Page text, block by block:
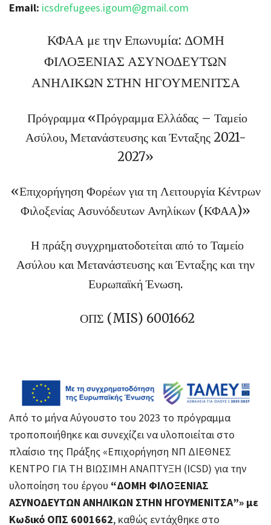
Email: icsdrefugees.igoum@gmail.com
ΚΦΑΑ με την Επωνυμία: ΔΟΜΗ
ΦΙΛΟΞΕΝΙΑΣ ΑΣΥΝΟΔΕΥΤΩΝ
ΑΝΗΛΙΚΩΝ ΣΤΗΝ ΗΓΟΥΜΕΝΙΤΣΑ
Πρόγραμμα «Πρόγραμμα Ελλάδας – Ταμείο
Ασύλου, Μετανάστευσης και Ένταξης 2021-
2027»
«Επιχορήγηση Φορέων για τη Λειτουργία Κέντρων
Φιλοξενίας Ασυνόδευτων Ανηλίκων (ΚΦΑΑ)»
Η πράξη συγχρηματοδοτείται από το Ταμείο
Ασύλου και Μετανάστευσης και Ένταξης και την
Ευρωπαϊκή Ένωση.
ΟΠΣ (MIS) 6001662
Από το μήνα Αύγουστο του 2023 το πρόγραμμα
τροποποιήθηκε και συνεχίζει να υλοποιείται στο
πλαίσιο της Πράξης «Επιχορήγηση ΝΠ ΔΙΕΘΝΕΣ
ΚΕΝΤΡΟ ΓΙΑ ΤΗ ΒΙΩΣΙΜΗ ΑΝΑΠΤΥΞΗ (ICSD) για την
υλοποίηση του έργου “ΔΟΜΗ ΦΙΛΟΞΕΝΙΑΣ
ΑΣΥΝΟΔΕΥΤΩΝ ΑΝΗΛΙΚΩΝ ΣΤΗΝ ΗΓΟΥΜΕΝΙΤΣΑ”» με
Κωδικό ΟΠΣ 6001662, καθώς εντάχθηκε στο